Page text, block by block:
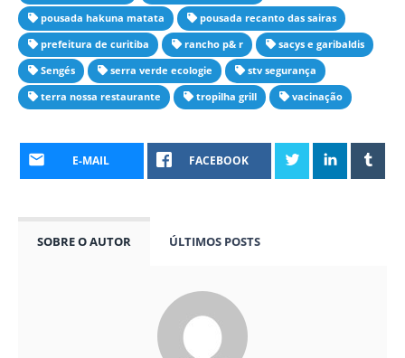
pousada hakuna matata
pousada recanto das sairas
prefeitura de curitiba
rancho p& r
sacys e garibaldis
Sengés
serra verde ecologie
stv segurança
terra nossa restaurante
tropilha grill vacinação
E-MAIL FACEBOOK
SOBRE O AUTOR ÚLTIMOS POSTS